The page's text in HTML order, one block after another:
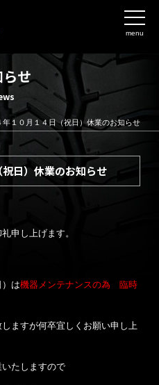
menu
せ
年１０月１４日（祝日）休業のお知らせ
日）休業のお知らせ
申し上げます。
は機器メンテナンスの為 臨時
ますが何卒宜しくお願い申し上
たしますので